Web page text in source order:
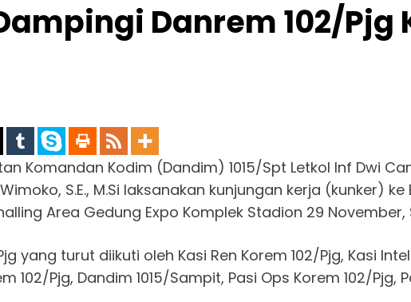
Danrem 102/Pjg
Komandan Kodim (Dandim) 1015/Spt Letkol Inf Dwi
S.E., M.Si laksanakan kunjungan kerja (kunker)
Area Gedung Expo Komplek Stadion 29
yang turut diikuti oleh Kasi Ren Korem 102/Pjg, Kasi
102/Pjg, Dandim 1015/Sampit, Pasi Ops Korem 102/Pjg,